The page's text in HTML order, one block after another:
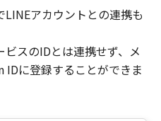
LINEアカウントとの連携も
スのIDとは連携せず、メ
IDに登録することができま